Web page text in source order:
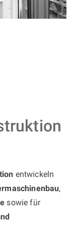
entwickeln
,
sowie für